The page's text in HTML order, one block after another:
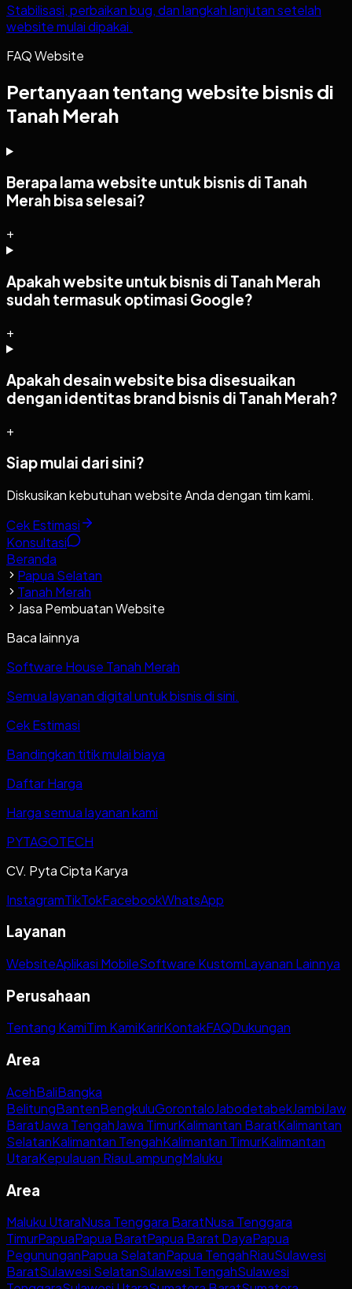
Stabilisasi, perbaikan bug, dan langkah lanjutan setelah
website mulai dipakai.
FAQ Website
Pertanyaan tentang website bisnis di
Tanah Merah
Berapa lama website untuk bisnis di Tanah
Merah bisa selesai?
+
Apakah website untuk bisnis di Tanah Merah
sudah termasuk optimasi Google?
+
Apakah desain website bisa disesuaikan
dengan identitas brand bisnis di Tanah Merah?
+
Siap mulai dari sini?
Diskusikan kebutuhan website Anda dengan tim kami.
Cek Estimasi
Konsultasi
Beranda
Papua Selatan
Tanah Merah
Jasa Pembuatan Website
Baca lainnya
Software House Tanah Merah
Semua layanan digital untuk bisnis di sini.
Cek Estimasi
Bandingkan titik mulai biaya
Daftar Harga
Harga semua layanan kami
PYTAGOTECH
CV. Pyta Cipta Karya
InstagramTikTokFacebookWhatsApp
Layanan
WebsiteAplikasi MobileSoftware KustomLayanan Lainnya
Perusahaan
Tentang KamiTim KamiKarirKontakFAQDukungan
Area
AcehBaliBangka
BelitungBantenBengkuluGorontaloJabodetabekJambi
BaratJawa TengahJawa TimurKalimantan BaratKalimantan
SelatanKalimantan TengahKalimantan TimurKalimantan
UtaraKepulauan RiauLampungMaluku
Area
Maluku UtaraNusa Tenggara BaratNusa Tenggara
TimurPapuaPapua BaratPapua Barat DayaPapua
PegununganPapua SelatanPapua TengahRiauSulawesi
BaratSulawesi SelatanSulawesi TengahSulawesi